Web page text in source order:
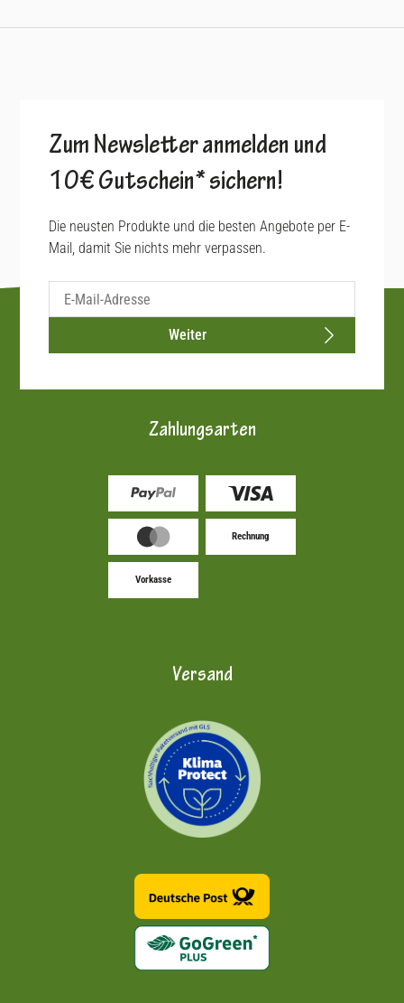
Zum Newsletter anmelden und
10€ Gutschein* sichern!
Die neusten Produkte und die besten Angebote per E-
Mail, damit Sie nichts mehr verpassen.
Weiter
Zahlungsarten
Rechnung
Vorkasse
Versand